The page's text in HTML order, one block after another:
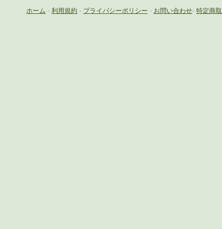
ホーム - 利用規約 - プライバシーポリシー - お問い合わせ- 特定商